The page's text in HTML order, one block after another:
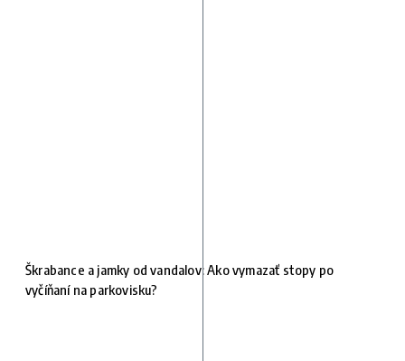
Škrabance a jamky od vandalov: Ako vymazať stopy po
vyčíňaní na parkovisku?